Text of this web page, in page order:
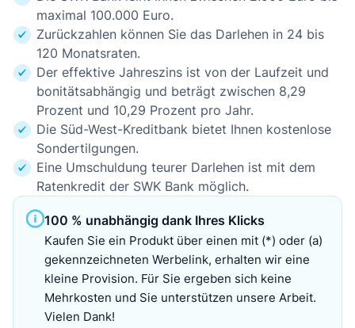
maximal 100.000 Euro.
Zurückzahlen können Sie das Darlehen in 24 bis
120 Monatsraten.
Der effektive Jahreszins ist von der Laufzeit und
bonitätsabhängig und beträgt zwischen 8,29
Prozent und 10,29 Prozent pro Jahr.
Die Süd-West-Kreditbank bietet Ihnen kostenlose
Sondertilgungen.
Eine Umschuldung teurer Darlehen ist mit dem
Ratenkredit der SWK Bank möglich.
100 % unabhängig dank Ihres Klicks
Kaufen Sie ein Produkt über einen mit (*) oder (a)
gekennzeichneten Werbelink, erhalten wir eine
kleine Provision. Für Sie ergeben sich keine
Mehrkosten und Sie unterstützen unsere Arbeit.
Vielen Dank!